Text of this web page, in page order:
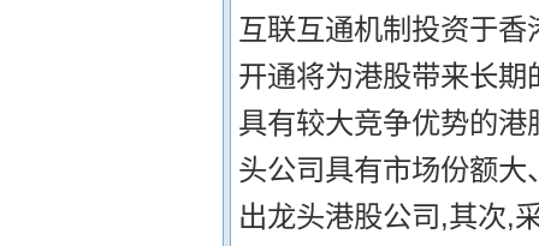
互联互通机制投资于
开通将为港股带来长
具有较大竞争优势的
头公司具有市场份额
出龙头港股公司,其次,